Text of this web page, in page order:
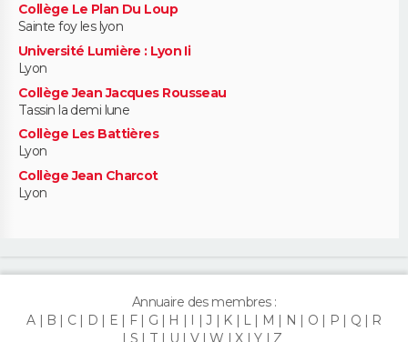
Collège Le Plan Du Loup
Sainte foy les lyon
Université Lumière : Lyon Ii
Lyon
Collège Jean Jacques Rousseau
Tassin la demi lune
Collège Les Battières
Lyon
Collège Jean Charcot
Lyon
Annuaire des membres :
A
B C D E F G H I J K L M N O P Q
R
S
T U V W X Y Z